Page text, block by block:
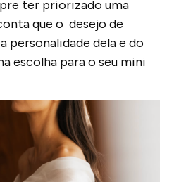
ter priorizado uma
que o desejo de
personalidade dela e do
escolha para o seu mini